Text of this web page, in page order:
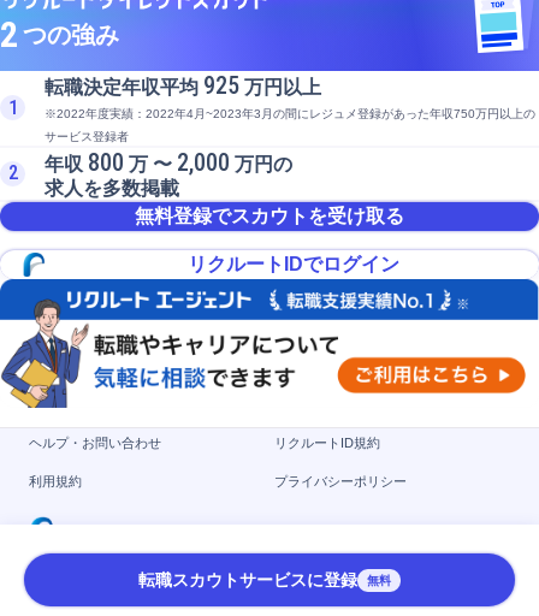
2 つの強み
1
転職決定年収平均 925 万円以上
※2022年度実績：2022年4月~2023年3月の間にレジュメ登録があった年収750万円以上の
サービス登録者
2 年収 800 万 〜 2,000 万円の
求人を多数掲載
無料登録でスカウトを受け取る
リクルートIDでログイン
転職スカウトサービスに登録 無料
ヘルプ・お問い合わせ リクルートID規約
利用規約 プライバシーポリシー